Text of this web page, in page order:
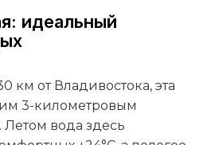
идеальный
км от Владивостока, эта
3-километровым
вода здесь